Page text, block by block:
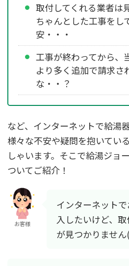
取付してくれる業者は
ちゃんとした工事をし
安・・・
工事が終わってから、
より多く追加で請求さ
な・・？
など、インターネットで給湯
様々な不安や疑問を抱いてい
しゃいます。そこで給湯ジョ
ついてご紹介！
お客様
インターネット
入したいけど、
が見つかりませ